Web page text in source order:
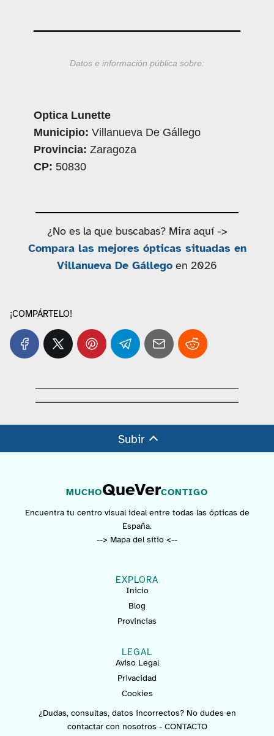
Datos e información pública sobre:
Optica Lunette
Municipio: Villanueva De Gállego
Provincia: Zaragoza
CP: 50830
¿No es la que buscabas? Mira aquí ->
Compara las mejores ópticas situadas en
Villanueva De Gállego en 2026
¡COMPÁRTELO!
Subir
MUCHOQueVerCONTIGO
Encuentra tu centro visual ideal entre todas las ópticas de
España.
--> Mapa del sitio <--
EXPLORA
Inicio
Blog
Provincias
LEGAL
Aviso Legal
Privacidad
Cookies
¿Dudas, consultas, datos incorrectos? No dudes en
contactar con nosotros - CONTACTO